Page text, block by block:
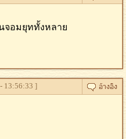
จอมยุททั้งหลาย
13:56:33 ]